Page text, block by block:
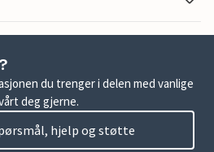
du trenger i delen med vanlige
deg gjerne.
hjelp og støtte